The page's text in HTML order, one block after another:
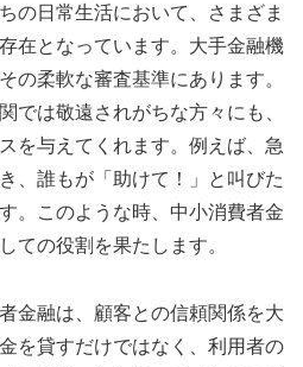
の日常生活において、さまざま
在となっています。大手金融機
の柔軟な審査基準にあります。
では敬遠されがちな方々にも、
を与えてくれます。例えば、急
、誰もが「助けて！」と叫びた
。このような時、中小消費者金
ての役割を果たします。
金融は、顧客との信頼関係を大
を貸すだけではなく、利用者の